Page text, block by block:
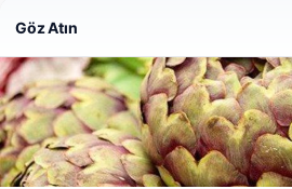
Son Eklenen Firmalar
Göz Atın